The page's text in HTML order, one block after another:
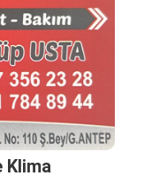
Klima